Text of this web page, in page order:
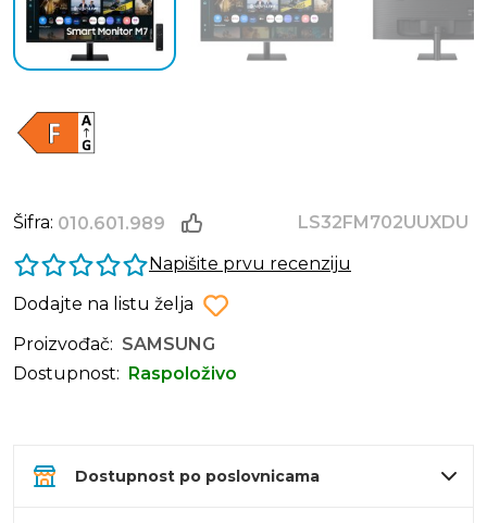
Šifra: 010.601.989
LS32FM702UUXDU
Napišite prvu recenziju
Dodajte na listu želja
Proizvođač: SAMSUNG
Dostupnost:
Raspoloživo
Dostupnost po poslovnicama